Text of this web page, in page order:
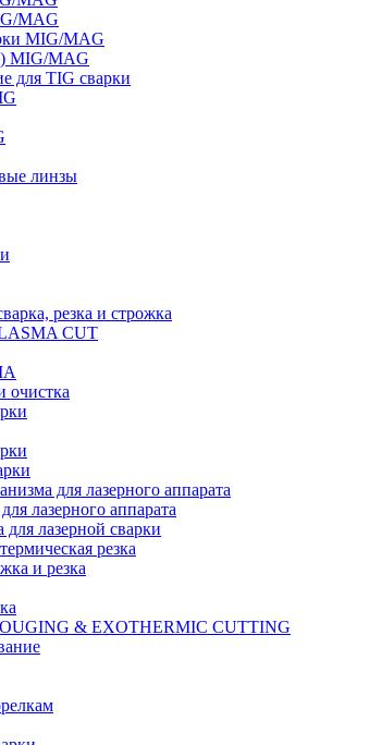
MAG
MIG/MAG
MIG/MAG
для TIG сварки
линзы
резка и строжка
CUT
очистка
для лазерного аппарата
лазерного аппарата
лазерной сварки
резка
и резка
& EXOTHERMIC CUTTING